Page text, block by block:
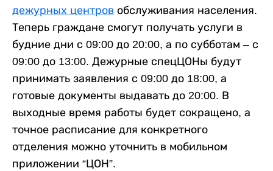
дежурных центров обслуживания населения.
Теперь граждане смогут получать услуги в
будние дни с 09:00 до 20:00, а по субботам – с
09:00 до 13:00. Дежурные спецЦОНы будут
принимать заявления с 09:00 до 18:00, а
готовые документы выдавать до 20:00. В
выходные время работы будет сокращено, а
точное расписание для конкретного
отделения можно уточнить в мобильном
приложении “ЦОН”.